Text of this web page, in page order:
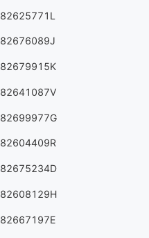
82625771L
82676089J
82679915K
82641087V
82699977G
82604409R
82675234D
82608129H
82667197E